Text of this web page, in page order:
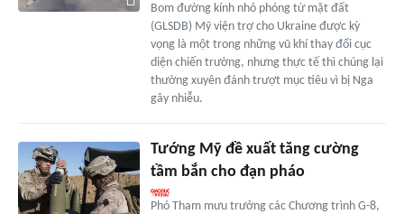
Bom đường kính nhỏ phóng từ mặt đất
(GLSDB) Mỹ viện trợ cho Ukraine được kỳ
vọng là một trong những vũ khí thay đổi cục
diện chiến trường, nhưng thực tế thì chúng lại
thường xuyên đánh trượt mục tiêu vì bị Nga
gây nhiễu.
Tướng Mỹ đề xuất tăng cường
tầm bắn cho đạn pháo
Phó Tham mưu trưởng các Chương trình G-8,